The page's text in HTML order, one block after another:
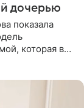
дочерью
показала
которая в